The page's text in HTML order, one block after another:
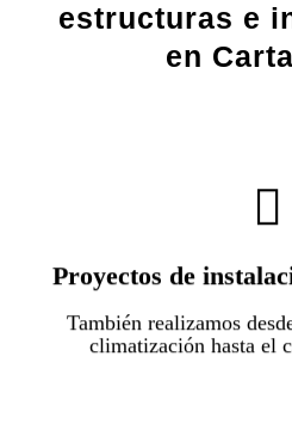
estructuras e
en
Proyectos de
También realizamos
climatización hasta el
las estructuras de ese
tiempo en lo que no